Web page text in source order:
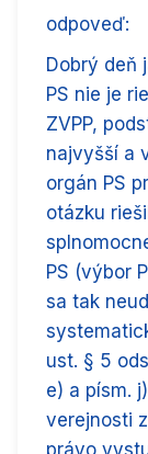
odpoveď:
Dobrý deň
PS nie je
ZVPP,
najvyšší a
orgán PS
otázku
PS (výbor
sa tak
ust. § 5
e) a písm.
verejnosti
právo